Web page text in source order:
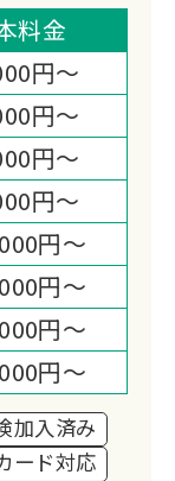
で安心し
客様の新
ます。
料金
円～
円～
円～
円～
円～
円～
円～
円～
加入済み
ード対応